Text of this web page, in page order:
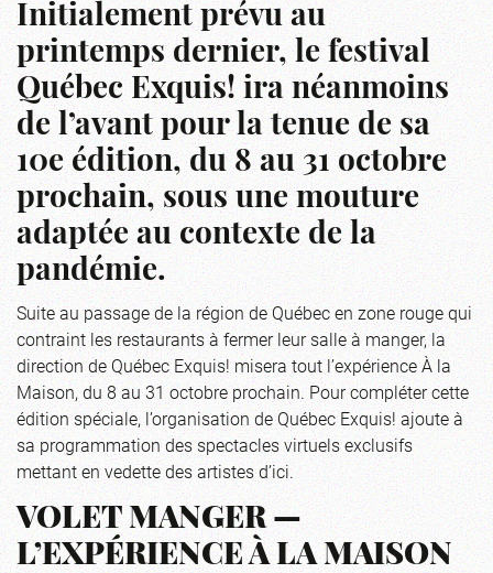
Initialement prévu au
printemps dernier, le festival
Québec Exquis! ira néanmoins
de l’avant pour la tenue de sa
10e édition, du 8 au 31 octobre
prochain, sous une mouture
adaptée au contexte de la
pandémie.
Suite au passage de la région de Québec en zone rouge qui
contraint les restaurants à fermer leur salle à manger, la
direction de Québec Exquis! misera tout l’expérience À la
Maison, du 8 au 31 octobre prochain. Pour compléter cette
édition spéciale, l’organisation de Québec Exquis! ajoute à
sa programmation des spectacles virtuels exclusifs
mettant en vedette des artistes d’ici.
VOLET MANGER —
L’EXPÉRIENCE À LA MAISON